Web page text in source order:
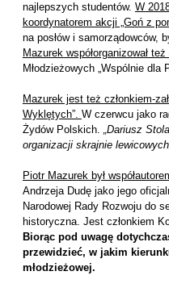
najlepszych studentów. W
koordynatorem akcji „Goń z
na posłów i samorządowców,
Mazurek współorganizował
Młodzieżowych „Wspólnie dla
Mazurek jest też członkiem-
Wyklętych”. W czerwcu jako
Żydów Polskich. „Dariusz
organizacji skrajnie
Piotr Mazurek był
Andrzeja Dudę jako jego
Narodowej Rady Rozwoju do
historyczna. Jest członkiem
Biorąc pod uwagę
przewidzieć, w jakim
młodzieżowej.